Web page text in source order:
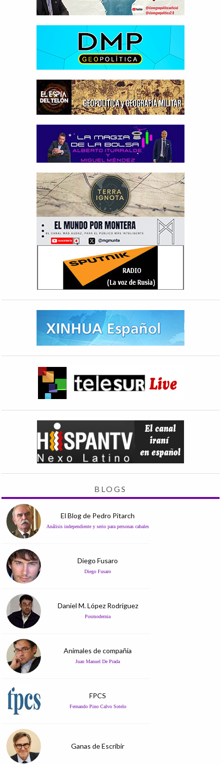
BLOGS
El Blog de Pedro Pitarch
Análisis independiente y serio para personas cabales
Diego Fusaro
Diego Fusaro
Daniel M. López Rodríguez
Posmodernia
Animales de compañía
Juan Manuel De Prada
FPCS
Fernando Pino Calvo Sotelo
Ganas de Escribir